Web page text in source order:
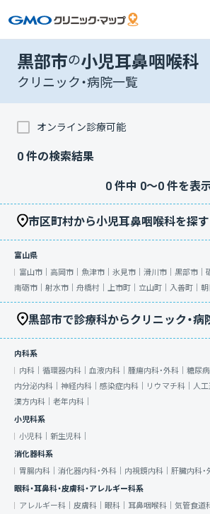
黒部市の小児耳鼻咽喉科
クリニック・病院一覧
オンライン診療可能
0 件の検索結果
0件中 0〜0件を表
市区町村から小児耳鼻咽喉科を探す
富山県
富山市｜ 高岡市｜ 魚津市｜ 氷見市｜ 滑川市｜ 黒部市｜
南砺市｜ 射水市｜ 舟橋村｜ 上市町｜ 立山町｜ 入善町｜ 朝
黒部市で診療科からクリニック・病
内科系
内科｜ 循環器内科｜ 血液内科｜ 腫瘍内科・外科｜ 糖尿病
内分泌内科｜ 神経内科｜ 感染症内科｜ リウマチ科｜ 人工
漢方内科｜ 老年内科｜
小児科系
小児科｜ 新生児科｜
消化器科系
胃腸内科｜ 消化器内科・外科｜ 内視鏡内科｜ 肝臓内科・
眼科・耳鼻科・皮膚科・アレルギー科系
アレルギー科｜ 皮膚科｜ 眼科｜ 耳鼻咽喉科｜ 気管食道